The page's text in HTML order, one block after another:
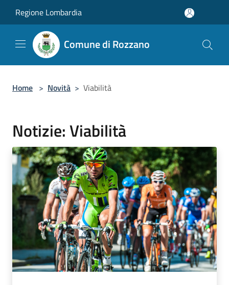
Regione Lombardia
Comune di Rozzano
Home > Novità > Viabilità
Notizie: Viabilità